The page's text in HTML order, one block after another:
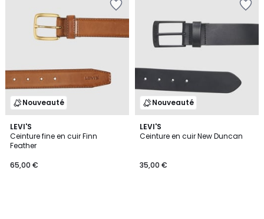
Nouveauté
LEVI'S
Ceinture fine en cuir Finn
Feather
65,00 €
Nouveauté
LEVI'S
Ceinture en cuir New Duncan
35,00 €